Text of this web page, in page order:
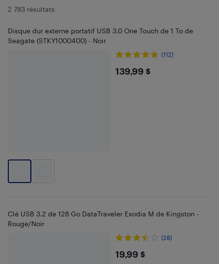
2 783 résultats
Disque dur externe portatif USB 3.0 One Touch de 1 To de
Seagate (STKY1000400) - Noir
(112)
$139.99
139,99 $
Clé USB 3.2 de 128 Go DataTraveler Exodia M de Kingston -
Rouge/Noir
(28)
$19.99
19,99 $